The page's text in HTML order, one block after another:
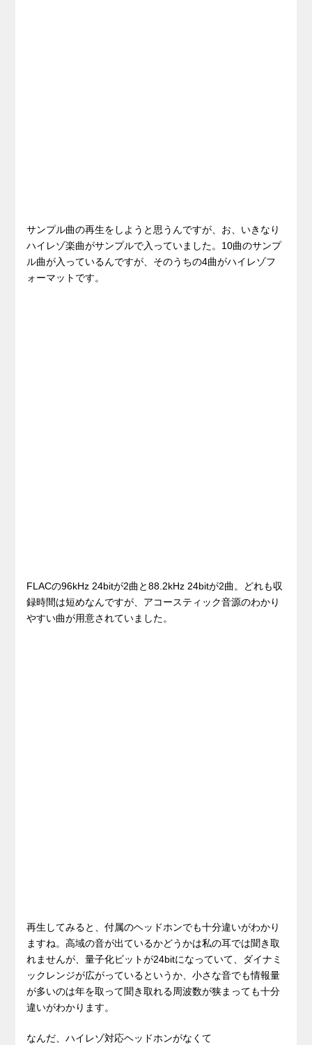
サンプル曲の再生をしようと思うんですが、お、いきなり
ハイレゾ楽曲がサンプルで入っていました。10曲のサンプ
ル曲が入っているんですが、そのうちの4曲がハイレゾフ
ォーマットです。
FLACの96kHz 24bitが2曲と88.2kHz 24bitが2曲。どれも収
録時間は短めなんですが、アコースティック音源のわかり
やすい曲が用意されていました。
再生してみると、付属のヘッドホンでも十分違いがわかり
ますね。高域の音が出ているかどうかは私の耳では聞き取
れませんが、量子化ビットが24bitになっていて、ダイナミ
ックレンジが広がっているというか、小さな音でも情報量
が多いのは年を取って聞き取れる周波数が狭まっても十分
違いがわかります。
なんだ、ハイレゾ対応ヘッドホンがなくて